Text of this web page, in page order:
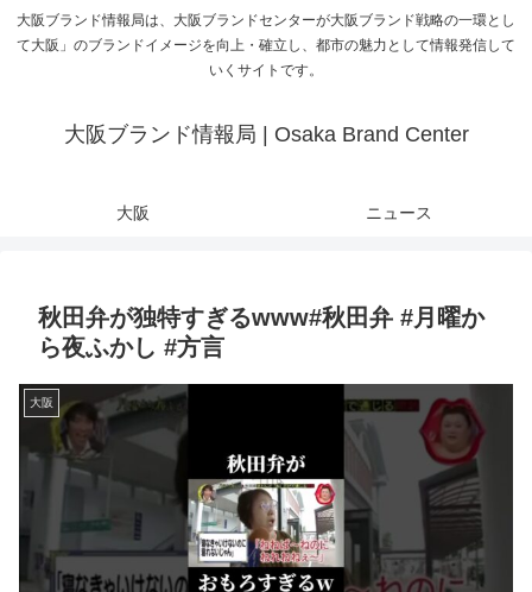
大阪ブランド情報局は、大阪ブランドセンターが大阪ブランド戦略の一環とし
て大阪」のブランドイメージを向上・確立し、都市の魅力として情報発信して
いくサイトです。
大阪ブランド情報局 | Osaka Brand Center
大阪 ニュース
秋田弁が独特すぎるwww#秋田弁 #月曜か
ら夜ふかし #方言
大阪